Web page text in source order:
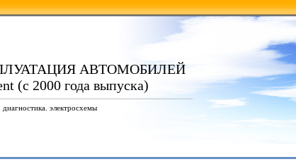
АВТОМОБИЛЕЙ
(с 2000 года выпуска)
электросхемы